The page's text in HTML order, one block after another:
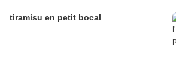
tiramisu en petit bocal